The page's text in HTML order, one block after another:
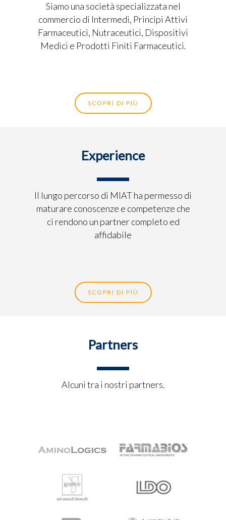
Siamo una società specializzata nel
commercio di Intermedi, Principi Attivi
Farmaceutici, Nutraceutici, Dispositivi
Medici e Prodotti Finiti Farmaceutici.
SCOPRI DI PIÙ
Experience
Il lungo percorso di MIAT ha permesso di
maturare conoscenze e competenze che
ci rendono un partner completo ed
affidabile
SCOPRI DI PIÙ
Partners
Alcuni tra i nostri partners.